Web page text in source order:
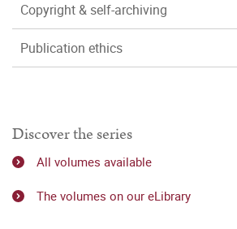
Copyright & self-archiving
Publication ethics
Discover the series
All volumes available
The volumes on our eLibrary